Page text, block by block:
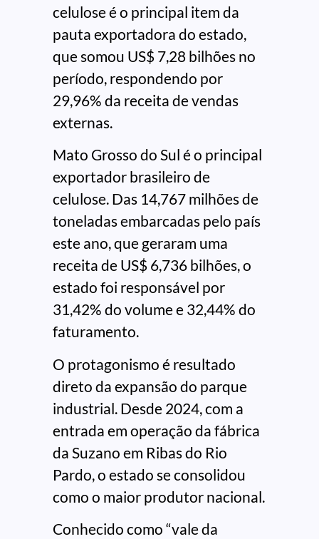
celulose é o principal item da
pauta exportadora do estado,
que somou US$ 7,28 bilhões no
período, respondendo por
29,96% da receita de vendas
externas.
Mato Grosso do Sul é o principal
exportador brasileiro de
celulose. Das 14,767 milhões de
toneladas embarcadas pelo país
este ano, que geraram uma
receita de US$ 6,736 bilhões, o
estado foi responsável por
31,42% do volume e 32,44% do
faturamento.
O protagonismo é resultado
direto da expansão do parque
industrial. Desde 2024, com a
entrada em operação da fábrica
da Suzano em Ribas do Rio
Pardo, o estado se consolidou
como o maior produtor nacional.
Conhecido como “vale da